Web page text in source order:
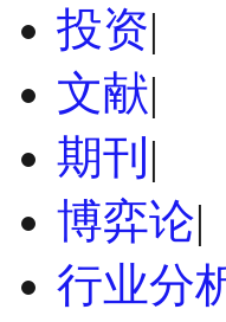
投资|
文献|
期刊 |
博弈论|
行业分